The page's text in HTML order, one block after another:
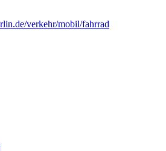
verkehr/mobil/fahrrad